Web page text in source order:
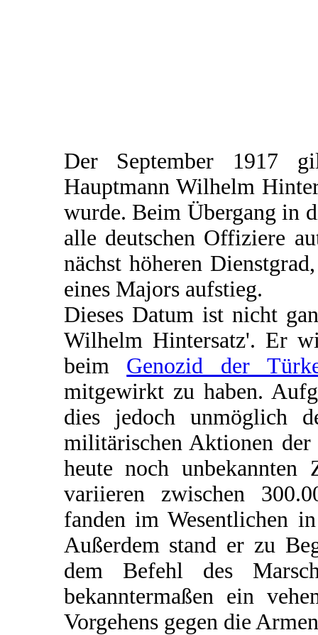
Der September 1917
Hauptmann Wilhelm
wurde. Beim Übergang in
alle deutschen Offiziere
nächst höheren
eines Majors aufstieg.
Dieses Datum ist nicht
Wilhelm Hintersatz'. Er
beim Genozid der
mitgewirkt zu haben.
dies jedoch unmöglich
militärischen Aktionen
heute noch unbekannten
variieren zwischen
fanden im Wesentlichen
Außerdem stand er zu
dem Befehl des
bekanntermaßen ein
Vorgehens gegen die